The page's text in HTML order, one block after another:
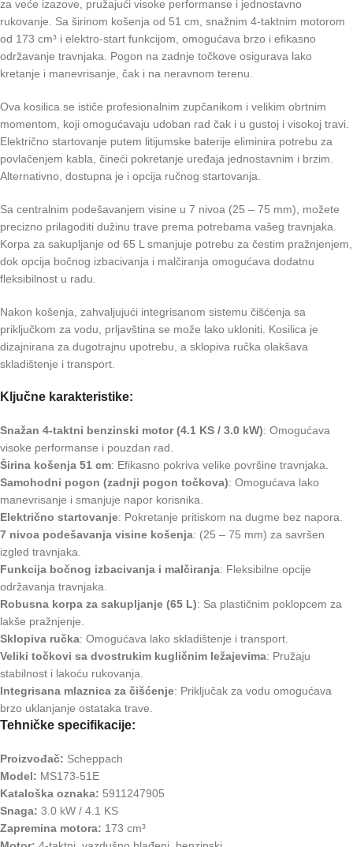
za veće izazove, pružajući visoke performanse i jednostavno
rukovanje. Sa širinom košenja od 51 cm, snažnim 4-taktnim motorom
od 173 cm³ i elektro-start funkcijom, omogućava brzo i efikasno
održavanje travnjaka. Pogon na zadnje točkove osigurava lako
kretanje i manevrisanje, čak i na neravnom terenu.
Ova kosilica se ističe profesionalnim zupčanikom i velikim obrtnim
momentom, koji omogućavaju udoban rad čak i u gustoj i visokoj travi.
Električno startovanje putem litijumske baterije eliminira potrebu za
povlačenjem kabla, čineći pokretanje uređaja jednostavnim i brzim.
Alternativno, dostupna je i opcija ručnog startovanja.
Sa centralnim podešavanjem visine u 7 nivoa (25 – 75 mm), možete
precizno prilagoditi dužinu trave prema potrebama vašeg travnjaka.
Korpa za sakupljanje od 65 L smanjuje potrebu za čestim pražnjenjem,
dok opcija bočnog izbacivanja i malčiranja omogućava dodatnu
fleksibilnost u radu.
Nakon košenja, zahvaljujući integrisanom sistemu čišćenja sa
priključkom za vodu, prljavština se može lako ukloniti. Kosilica je
dizajnirana za dugotrajnu upotrebu, a sklopiva ručka olakšava
skladištenje i transport.
Ključne karakteristike:
Snažan 4-taktni benzinski motor (4.1 KS / 3.0 kW): Omogućava
visoke performanse i pouzdan rad.
Širina košenja 51 cm: Efikasno pokriva velike površine travnjaka.
Samohodni pogon (zadnji pogon točkova): Omogućava lako
manevrisanje i smanjuje napor korisnika.
Električno startovanje: Pokretanje pritiskom na dugme bez napora.
7 nivoa podešavanja visine košenja: (25 – 75 mm) za savršen
izgled travnjaka.
Funkcija bočnog izbacivanja i malčiranja: Fleksibilne opcije
održavanja travnjaka.
Robusna korpa za sakupljanje (65 L): Sa plastičnim poklopcem za
lakše pražnjenje.
Sklopiva ručka: Omogućava lako skladištenje i transport.
Veliki točkovi sa dvostrukim kugličnim ležajevima: Pružaju
stabilnost i lakoću rukovanja.
Integrisana mlaznica za čišćenje: Priključak za vodu omogućava
brzo uklanjanje ostataka trave.
Tehničke specifikacije:
Proizvođač: Scheppach
Model: MS173-51E
Kataloška oznaka: 5911247905
Snaga: 3.0 kW / 4.1 KS
Zapremina motora: 173 cm³